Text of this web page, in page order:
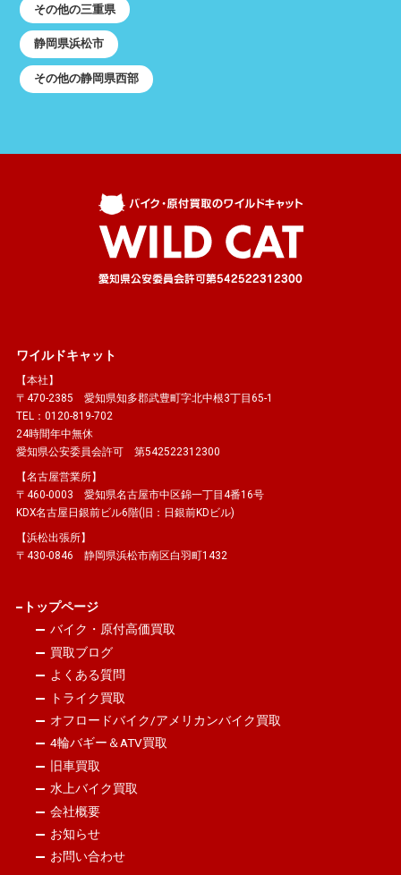
その他の三重県
静岡県浜松市
その他の静岡県西部
ワイルドキャット
【本社】
〒470-2385 愛知県知多郡武豊町字北中根3丁目65-1
TEL：0120-819-702
24時間年中無休
愛知県公安委員会許可 第542522312300
【名古屋営業所】
〒460-0003 愛知県名古屋市中区錦一丁目4番16号
KDX名古屋日銀前ビル6階(旧：日銀前KDビル)
【浜松出張所】
〒430-0846 静岡県浜松市南区白羽町1432
トップページ
バイク・原付高価買取
買取ブログ
よくある質問
トライク買取
オフロードバイク/アメリカンバイク買取
4輪バギー＆ATV買取
旧車買取
水上バイク買取
会社概要
お知らせ
お問い合わせ